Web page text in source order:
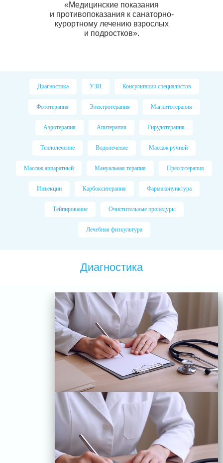
«Медицинские показания
и противопоказания к санаторно-
курортному лечению взрослых
и подростков».
Диагностика УЗИ Консультации специалистов
Фототерапия Электротерапия Магнитотерапия
Аэротерапия Апитерапия Гирудотерапия
Теплолечение Водолечение Массаж ручной
Массаж аппаратный Мануальная терапия Прессотерапия
Инъекции Карбокситерапия Фармакопунктура
Тейпирование Очистительные процедуры
Лечебная физкультура
Диагностика